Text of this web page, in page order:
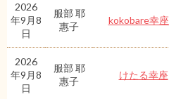
2026
年9月8
日
服部 耶
惠子
kokobare幸
2026
年9月8
日
服部 耶
惠子
けたる幸座